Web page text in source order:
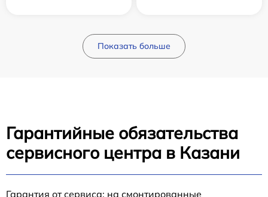
Показать больше
Гарантийные обязательства
сервисного центра в Казани
Гарантия от сервиса: на смонтированные